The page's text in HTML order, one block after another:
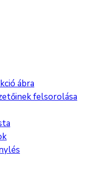
ábra
felsorolása